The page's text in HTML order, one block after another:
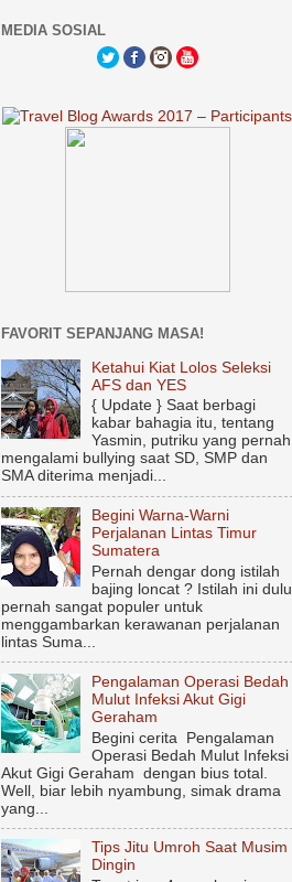
MEDIA SOSIAL
FAVORIT SEPANJANG MASA!
Ketahui Kiat Lolos Seleksi
AFS dan YES
{ Update } Saat berbagi
kabar bahagia itu, tentang
Yasmin, putriku yang pernah
mengalami bullying saat SD, SMP dan
SMA diterima menjadi...
Begini Warna-Warni
Perjalanan Lintas Timur
Sumatera
Pernah dengar dong istilah
bajing loncat ? Istilah ini dulu
pernah sangat populer untuk
menggambarkan kerawanan perjalanan
lintas Suma...
Pengalaman Operasi Bedah
Mulut Infeksi Akut Gigi
Geraham
Begini cerita Pengalaman
Operasi Bedah Mulut Infeksi
Akut Gigi Geraham dengan bius total.
Well, biar lebih nyambung, simak drama
yang...
Tips Jitu Umroh Saat Musim
Dingin